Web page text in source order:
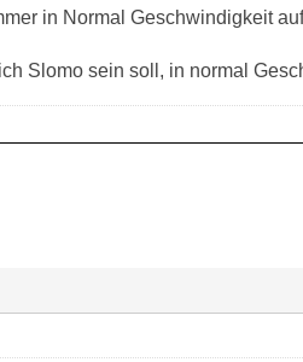
in Normal Geschwindigkeit
Slomo sein soll, in normal